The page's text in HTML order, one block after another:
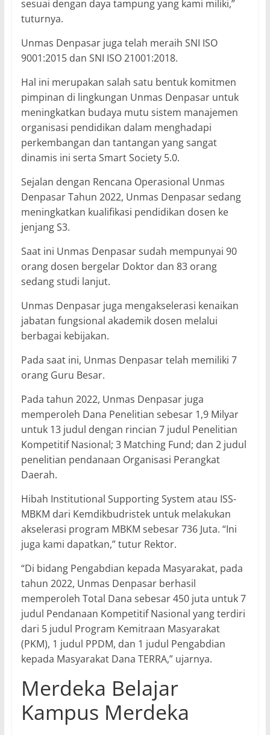
sesuai dengan daya tampung yang kami miliki,”
tuturnya.
Unmas Denpasar juga telah meraih SNI ISO
9001:2015 dan SNI ISO 21001:2018.
Hal ini merupakan salah satu bentuk komitmen
pimpinan di lingkungan Unmas Denpasar untuk
meningkatkan budaya mutu sistem manajemen
organisasi pendidikan dalam menghadapi
perkembangan dan tantangan yang sangat
dinamis ini serta Smart Society 5.0.
Sejalan dengan Rencana Operasional Unmas
Denpasar Tahun 2022, Unmas Denpasar sedang
meningkatkan kualifikasi pendidikan dosen ke
jenjang S3.
Saat ini Unmas Denpasar sudah mempunyai 90
orang dosen bergelar Doktor dan 83 orang
sedang studi lanjut.
Unmas Denpasar juga mengakselerasi kenaikan
jabatan fungsional akademik dosen melalui
berbagai kebijakan.
Pada saat ini, Unmas Denpasar telah memiliki 7
orang Guru Besar.
Pada tahun 2022, Unmas Denpasar juga
memperoleh Dana Penelitian sebesar 1,9 Milyar
untuk 13 judul dengan rincian 7 judul Penelitian
Kompetitif Nasional; 3 Matching Fund; dan 2 judul
penelitian pendanaan Organisasi Perangkat
Daerah.
Hibah Institutional Supporting System atau ISS-
MBKM dari Kemdikbudristek untuk melakukan
akselerasi program MBKM sebesar 736 Juta. “Ini
juga kami dapatkan,” tutur Rektor.
“Di bidang Pengabdian kepada Masyarakat, pada
tahun 2022, Unmas Denpasar berhasil
memperoleh Total Dana sebesar 450 juta untuk 7
judul Pendanaan Kompetitif Nasional yang terdiri
dari 5 judul Program Kemitraan Masyarakat
(PKM), 1 judul PPDM, dan 1 judul Pengabdian
kepada Masyarakat Dana TERRA,” ujarnya.
Merdeka Belajar
Kampus Merdeka